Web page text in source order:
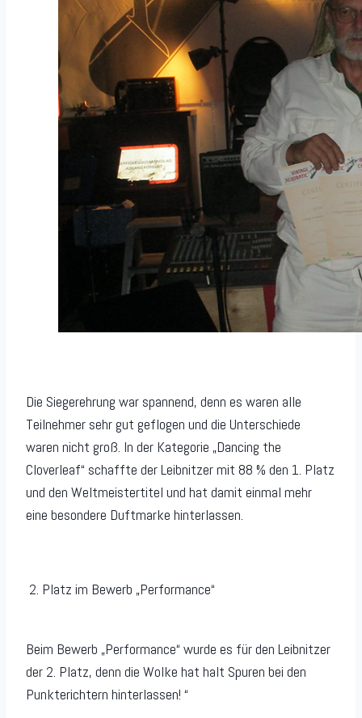
Die Siegerehrung war spannend, denn es waren alle
Teilnehmer sehr gut geflogen und die Unterschiede
waren nicht groß. In der Kategorie „Dancing the
Cloverleaf“ schaffte der Leibnitzer mit 88 % den 1. Platz
und den Weltmeistertitel und hat damit einmal mehr
eine besondere Duftmarke hinterlassen.
2. Platz im Bewerb „Performance“
Beim Bewerb „Performance“ wurde es für den Leibnitzer
der 2. Platz, denn die Wolke hat halt Spuren bei den
Punkterichtern hinterlassen! “